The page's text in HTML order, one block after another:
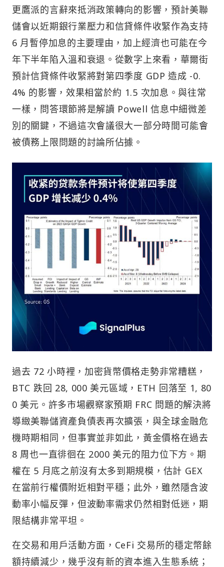
更鷹派的言辭來抵消政策轉向的影響，預計美聯
儲會以近期銀行業壓力和信貸條件收緊作為支持
6 月暫停加息的主要理由，加上經濟也可能在今
年下半年陷入溫和衰退。從數字上來看，華爾街
預計信貸條件收緊將對第四季度 GDP 造成 -0.
4% 的影響，效果相當於約 1.5 次加息。與往常
一樣，問答環節將是解讀 Powell 信息中細微差
別的關鍵，不過這次會議很大一部分時間可能會
被債務上限問題的討論所佔據。
過去 72 小時裡，加密貨幣價格走勢非常糟糕，
BTC 跌回 28, 000 美元區域，ETH 回落至 1, 80
0 美元。許多市場觀察家預期 FRC 問題的解決將
導緻美聯儲資產負債表再次擴張，與全球金融危
機時期相同，但事實並非如此，黃金價格在過去
8 周也一直徘徊在 2000 美元的阻力位下方。期
權在 5 月底之前沒有太多到期規模，估計 GEX
在當前行權價附近相對平穩；此外，雖然隱含波
動率小幅反彈，但波動率需求仍然相對低迷，期
限結構非常平坦。
在交易和用戶活動方面，CeFi 交易所的穩定幣餘
額持續減少，幾乎沒有新的資本進入生態系統；